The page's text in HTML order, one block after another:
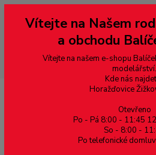
--- pro zákazníky ze Slovenska a jiných
přepněte si e-shop na euro 💶 pro
dobírky – pokud si z nějakého důvodu
domluvě zaslána znovu s opětovnou
případě bude zrušena a účet přidán na
objednávky.
Vítejte na Našem
a obchodu
Vítejte na našem e-shopu
modelářství.
Kde nás
Horažďovice
Otevřeno
Po - Pá 8:00 - 11:45
So - 8:00 -
Po telefonické